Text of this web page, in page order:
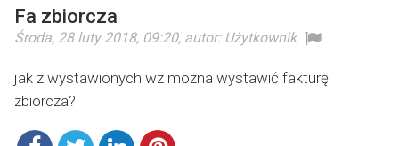
Fa zbiorcza
Środa, 28 luty 2018, 09:20, autor: Użytkownik
jak z wystawionych wz można wystawić fakturę
zbiorcza?